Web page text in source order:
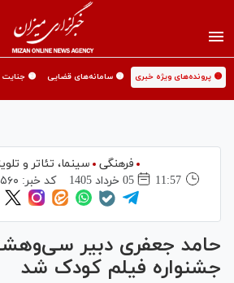
🟡 پرونده‌های ویژه خبری 🟡 سامانه‌های قضایی 🟡 جنایت
فرهنگی
سینما،‌ تئاتر و
11:57
05 خرداد 1405 کد خبر:
حامد جعفری دبیر
جشنواره فیلم کودک شد